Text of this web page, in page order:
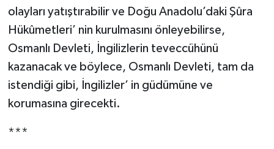
olayları yatıştırabilir ve Doğu Anadolu’daki Şûra
Hükûmetleri’ nin kurulmasını önleyebilirse,
Osmanlı Devleti, İngilizlerin teveccühünü
kazanacak ve böylece, Osmanlı Devleti, tam da
istendiği gibi, İngilizler’ in güdümüne ve
korumasına girecekti.
***